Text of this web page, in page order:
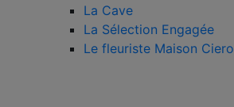
La Cave
La Sélection Engagée
Le fleuriste Maison Ciero